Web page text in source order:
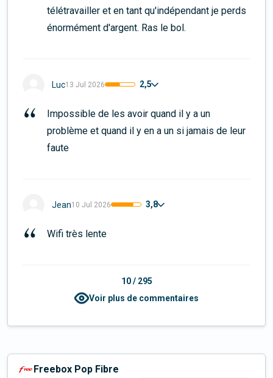
télétravailler et en tant qu'indépendant je perds
énormément d'argent. Ras le bol.
Luc13 Jul 2026 2,5
Impossible de les avoir quand il y a un
problème et quand il y en a un si jamais de leur
faute
Jean10 Jul 2026 3,8
Wifi très lente
10/ 295
Voir plus de commentaires
Freebox Pop Fibre